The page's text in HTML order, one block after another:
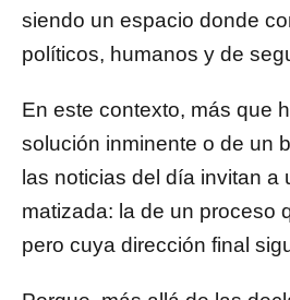
siendo un espacio donde
políticos, humanos y de
En este contexto, más que
solución inminente o de un
las noticias del día invitan a
matizada: la de un proceso
pero cuya dirección final